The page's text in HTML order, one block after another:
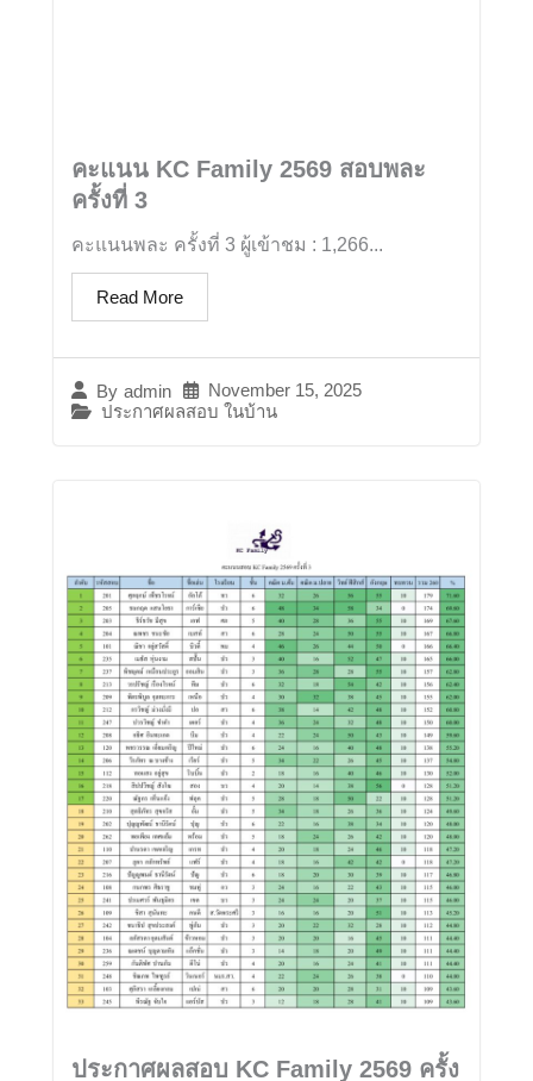
คะแนน KC Family 2569 สอบพละ
ครั้งที่ 3
By admin
November 15, 2025
ประกาศผลสอบ ในบ้าน
คะแนนพละ ครั้งที่ 3 ผู้เข้าชม : 1,266...
Read More
ประกาศผลสอบ KC Family 2569 ครั้ง